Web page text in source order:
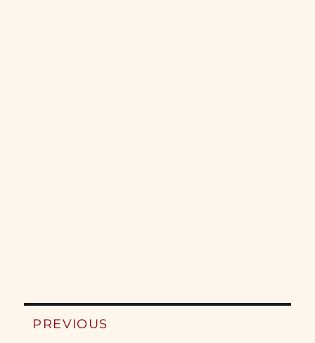
Post
PREVIOUS